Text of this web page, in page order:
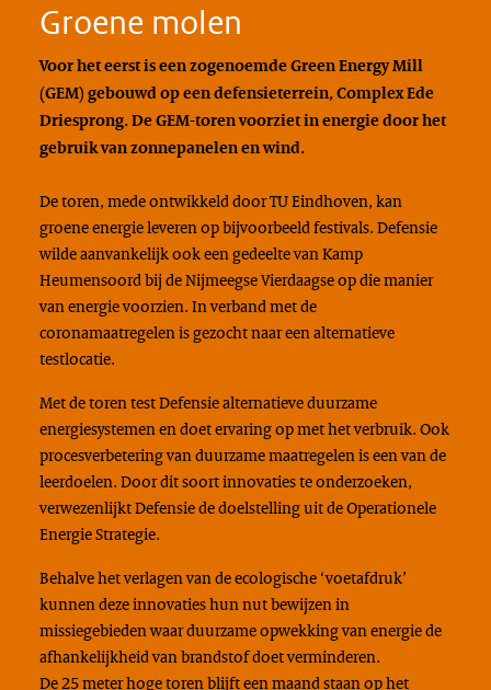
Groene molen
Voor het eerst is een zogenoemde Green Energy Mill
(GEM) gebouwd op een defensieterrein, Complex Ede
Driesprong. De GEM-toren voorziet in energie door het
gebruik van zonnepanelen en wind.
De toren, mede ontwikkeld door TU Eindhoven, kan
groene energie leveren op bijvoorbeeld festivals. Defensie
wilde aanvankelijk ook een gedeelte van Kamp
Heumensoord bij de Nijmeegse Vierdaagse op die manier
van energie voorzien. In verband met de
coronamaatregelen is gezocht naar een alternatieve
testlocatie.
Met de toren test Defensie alternatieve duurzame
energiesystemen en doet ervaring op met het verbruik. Ook
procesverbetering van duurzame maatregelen is een van de
leerdoelen. Door dit soort innovaties te onderzoeken,
verwezenlijkt Defensie de doelstelling uit de Operationele
Energie Strategie.
Behalve het verlagen van de ecologische ‘voetafdruk’
kunnen deze innovaties hun nut bewijzen in
missiegebieden waar duurzame opwekking van energie de
afhankelijkheid van brandstof doet verminderen.
De 25 meter hoge toren blijft een maand staan op het